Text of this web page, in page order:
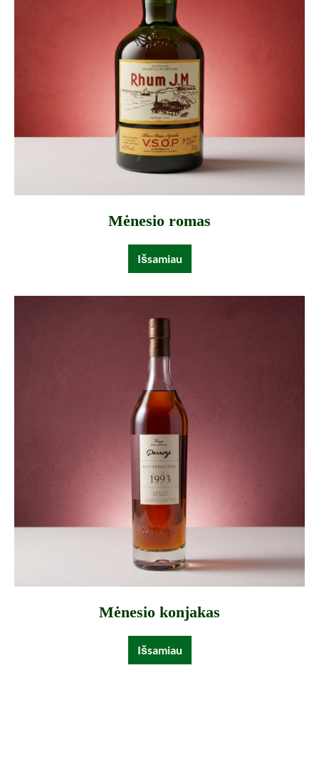
Mėnesio romas
Išsamiau
Mėnesio konjakas
Išsamiau